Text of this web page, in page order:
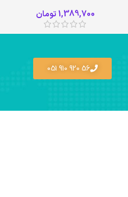
1,389,700تومان
56 920 910 051